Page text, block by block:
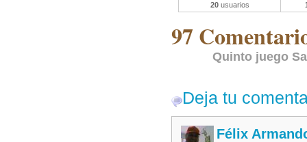
20usuarios
97
Quinto juego
Deja tu
Félix